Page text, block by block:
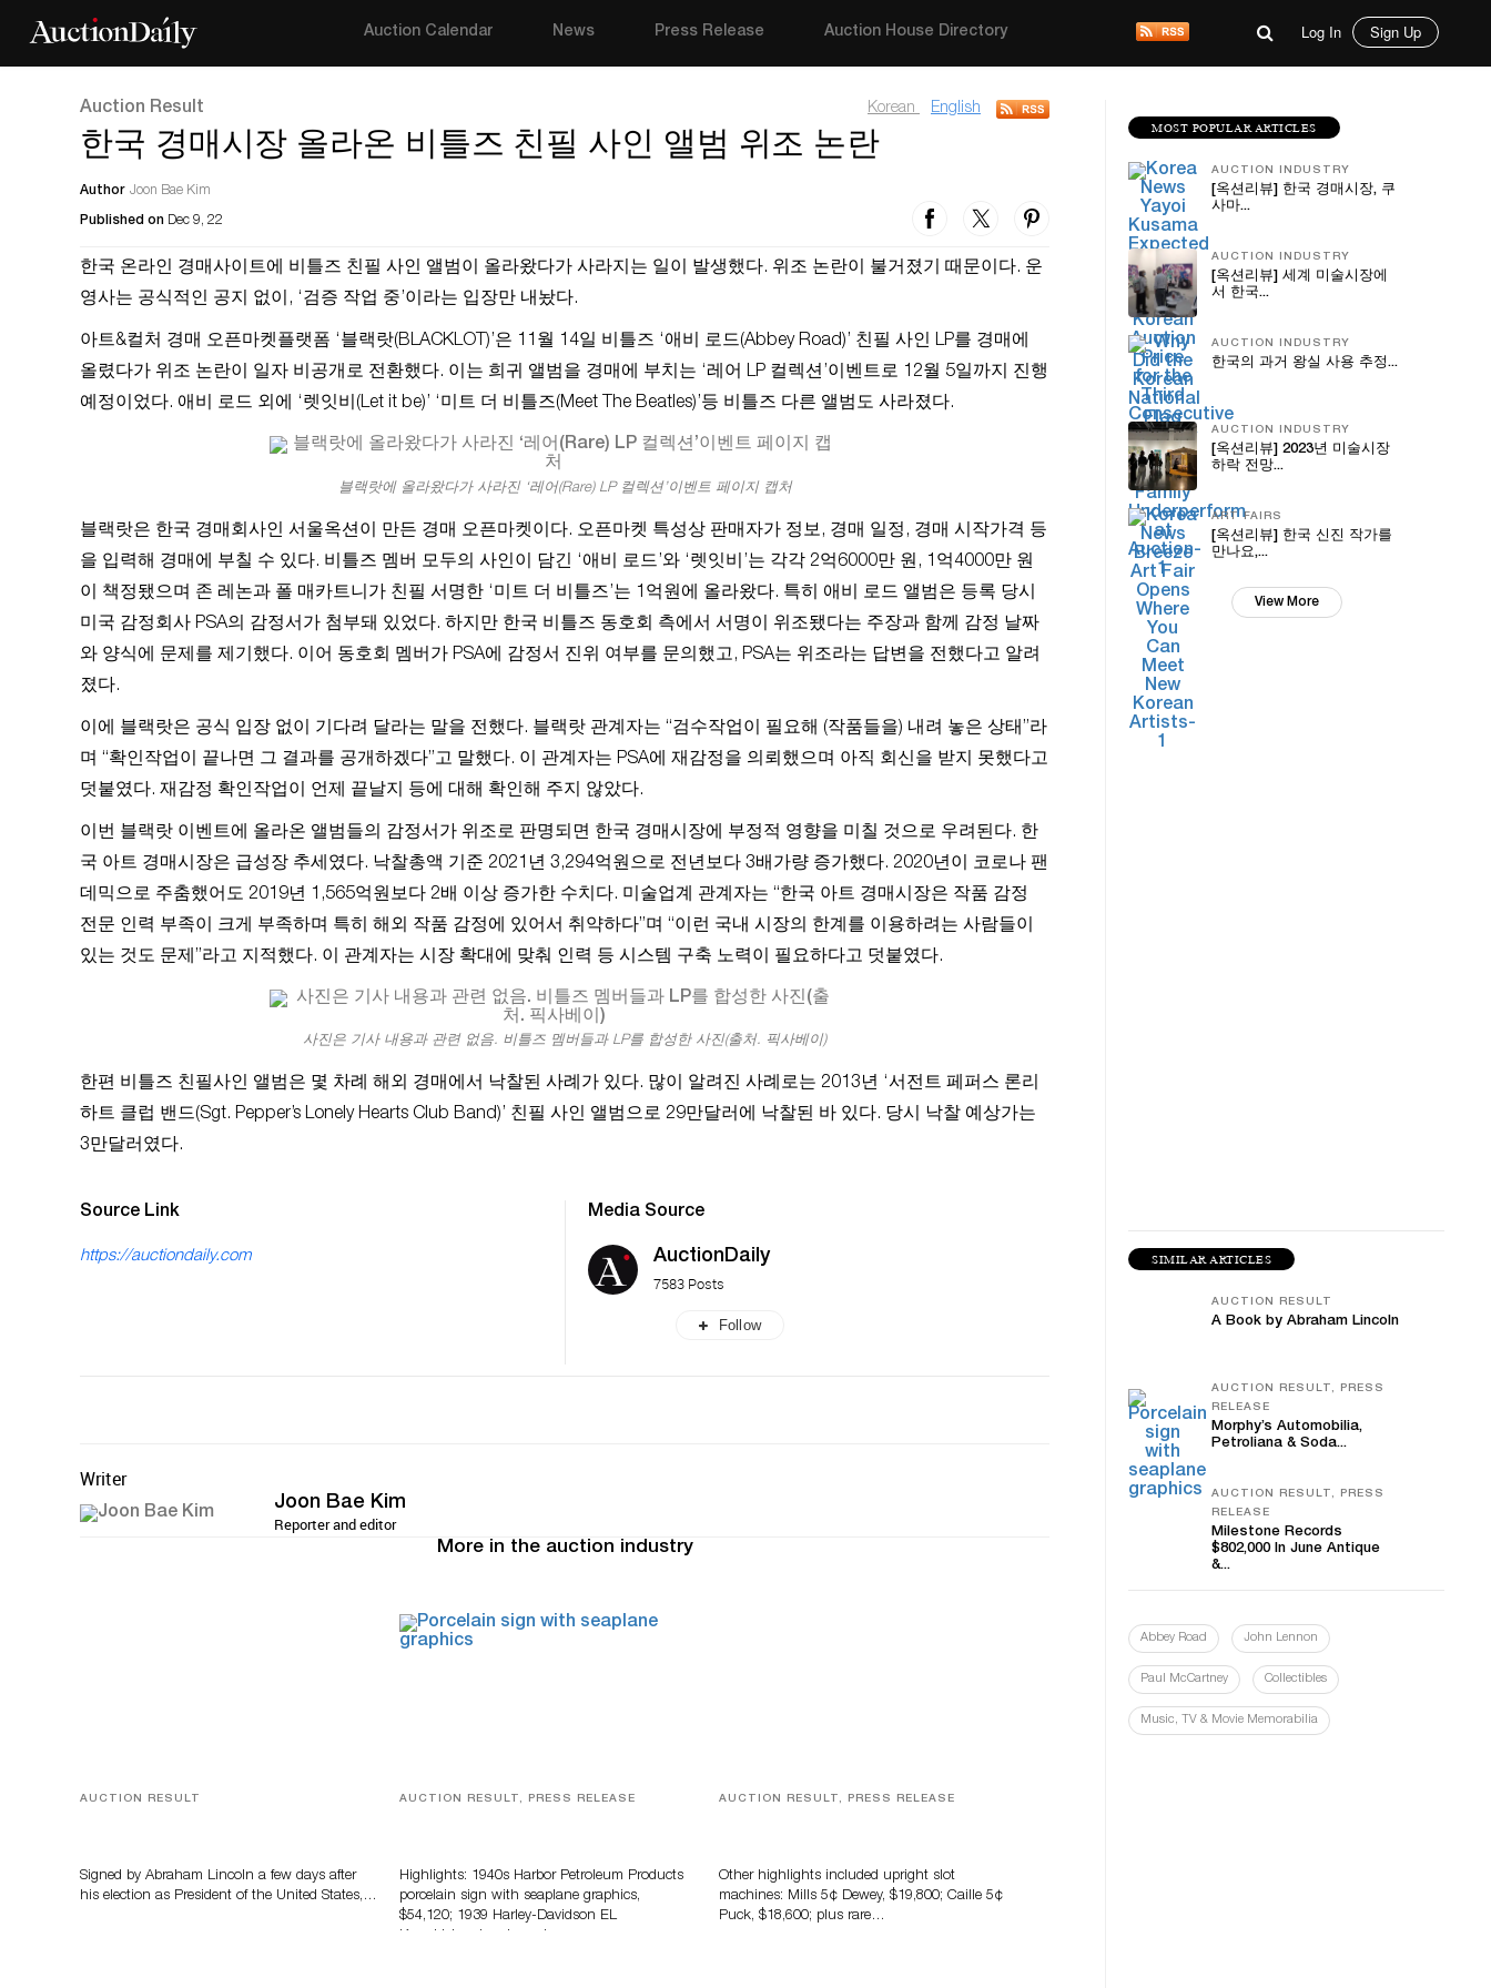
Auction Calendar News Press Release Auction House Directory Log In Sign Up
Auction Result Korean English
한국 경매시장 올라온 비틀즈 친필 사인 앨범 위조 논란
Author Joon Bae Kim
Published on Dec 9, 22
한국 온라인 경매사이트에 비틀즈 친필 사인 앨범이 올라왔다가 사라지는 일이 발생했다. 위조 논란이 불거졌기 때문이다. 운
영사는 공식적인 공지 없이, ‘검증 작업 중’이라는 입장만 내놨다.
아트&컬처 경매 오픈마켓플랫폼 ‘블랙랏(BLACKLOT)’은 11월 14일 비틀즈 ‘애비 로드(Abbey Road)’ 친필 사인 LP를 경매에
올렸다가 위조 논란이 일자 비공개로 전환했다. 이는 희귀 앨범을 경매에 부치는 ‘레어 LP 컬렉션’이벤트로 12월 5일까지 진행
예정이었다. 애비 로드 외에 ‘렛잇비(Let it be)’ ‘미트 더 비틀즈(Meet The Beatles)’등 비틀즈 다른 앨범도 사라졌다.
블랙랏에 올라왔다가 사라진 ‘레어(Rare) LP 컬렉션’이벤트 페이지 캡처
블랙랏은 한국 경매회사인 서울옥션이 만든 경매 오픈마켓이다. 오픈마켓 특성상 판매자가 정보, 경매 일정, 경매 시작가격 등
을 입력해 경매에 부칠 수 있다. 비틀즈 멤버 모두의 사인이 담긴 ‘애비 로드’와 ‘렛잇비’는 각각 2억6000만 원, 1억4000만 원
이 책정됐으며 존 레논과 폴 매카트니가 친필 서명한 ‘미트 더 비틀즈’는 1억원에 올라왔다. 특히 애비 로드 앨범은 등록 당시
미국 감정회사 PSA의 감정서가 첨부돼 있었다. 하지만 한국 비틀즈 동호회 측에서 서명이 위조됐다는 주장과 함께 감정 날짜
와 양식에 문제를 제기했다. 이어 동호회 멤버가 PSA에 감정서 진위 여부를 문의했고, PSA는 위조라는 답변을 전했다고 알려
졌다.
이에 블랙랏은 공식 입장 없이 기다려 달라는 말을 전했다. 블랙랏 관계자는 “검수작업이 필요해 (작품들을) 내려 놓은 상태”라
며 “확인작업이 끝나면 그 결과를 공개하겠다”고 말했다. 이 관계자는 PSA에 재감정을 의뢰했으며 아직 회신을 받지 못했다고
덧붙였다. 재감정 확인작업이 언제 끝날지 등에 대해 확인해 주지 않았다.
이번 블랙랏 이벤트에 올라온 앨범들의 감정서가 위조로 판명되면 한국 경매시장에 부정적 영향을 미칠 것으로 우려된다. 한
국 아트 경매시장은 급성장 추세였다. 낙찰총액 기준 2021년 3,294억원으로 전년보다 3배가량 증가했다. 2020년이 코로나 팬
데믹으로 주춤했어도 2019년 1,565억원보다 2배 이상 증가한 수치다. 미술업계 관계자는 “한국 아트 경매시장은 작품 감정
전문 인력 부족이 크게 부족하며 특히 해외 작품 감정에 있어서 취약하다”며 “이런 국내 시장의 한계를 이용하려는 사람들이
있는 것도 문제”라고 지적했다. 이 관계자는 시장 확대에 맞춰 인력 등 시스템 구축 노력이 필요하다고 덧붙였다.
사진은 기사 내용과 관련 없음. 비틀즈 멤버들과 LP를 합성한 사진(출처. 픽사베이)
한편 비틀즈 친필사인 앨범은 몇 차례 해외 경매에서 낙찰된 사례가 있다. 많이 알려진 사례로는 2013년 ‘서전트 페퍼스 론리
하트 클럽 밴드(Sgt. Pepper’s Lonely Hearts Club Band)’ 친필 사인 앨범으로 29만달러에 낙찰된 바 있다. 당시 낙찰 예상가는
3만달러였다.
Source Link
https://auctiondaily.com
Media Source
AuctionDaily
7583 Posts
Follow
Writer
Joon Bae Kim
Reporter and editor
More in the auction industry
AUCTION RESULT
Signed by Abraham Lincoln a few days after
his election as President of the United States,…
AUCTION RESULT, PRESS RELEASE
Highlights: 1940s Harbor Petroleum Products
porcelain sign with seaplane graphics,
$54,120; 1939 Harley-Davidson EL
AUCTION RESULT, PRESS RELEASE
Other highlights included upright slot
machines: Mills 5¢ Dewey, $19,800; Caille 5¢
Puck, $18,600; plus rare…
MOST POPULAR ARTICLES
AUCTION INDUSTRY
[옥션리뷰] 한국 경매시장, 쿠
사마...
AUCTION INDUSTRY
[옥션리뷰] 세계 미술시장에
서 한국...
AUCTION INDUSTRY
한국의 과거 왕실 사용 추정...
AUCTION INDUSTRY
[옥션리뷰] 2023년 미술시장
하락 전망...
ART FAIRS
[옥션리뷰] 한국 신진 작가를
만나요,...
View More
SIMILAR ARTICLES
AUCTION RESULT
A Book by Abraham Lincoln
AUCTION RESULT, PRESS
RELEASE
Morphy’s Automobilia,
Petroliana & Soda...
AUCTION RESULT, PRESS
RELEASE
Milestone Records
$802,000 In June Antique
&...
Abbey Road John Lennon
Paul McCartney Collectibles
Music, TV & Movie Memorabilia